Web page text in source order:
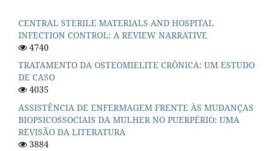
CENTRAL STERILE MATERIALS AND HOSPITAL
INFECTION CONTROL: A REVIEW NARRATIVE
4740
TRATAMENTO DA OSTEOMIELITE CRÔNICA: UM ESTUDO
DE CASO
4035
ASSISTÊNCIA DE ENFERMAGEM FRENTE ÀS MUDANÇAS
BIOPSICOSSOCIAIS DA MULHER NO PUERPÉRIO: UMA
REVISÃO DA LITERATURA
3884